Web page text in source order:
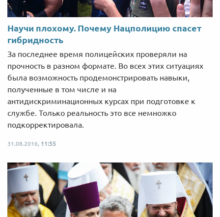
Научи плохому. Почему Нацполицию спасет
гибридность
За последнее время полицейских проверяли на
прочность в разном формате. Во всех этих ситуациях
была возможность продемонстрировать навыки,
полученные в том числе и на
антидискриминационных курсах при подготовке к
службе. Только реальность это все немножко
подкорректировала.
31.08.2016, 11:55